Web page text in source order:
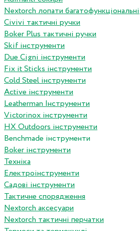
Nextorch лопати багатофункціональні
Сivivi тактичні ручки
Boker Plus тактичні ручки
Skif інструменти
Due Cigni інструменти
Fix it Sticks інструменти
Сold Steel інструменти
Active інструменти
Leatherman Інструменти
Victorinox інструменти
HX Outdoors інструменти
Benchmade інструменти
Boker інструменти
Техніка
Електроінструменти
Садові інструменти
Тактичне спорядження
Nextorch аксесуари
Nextorch тактичні перчатки